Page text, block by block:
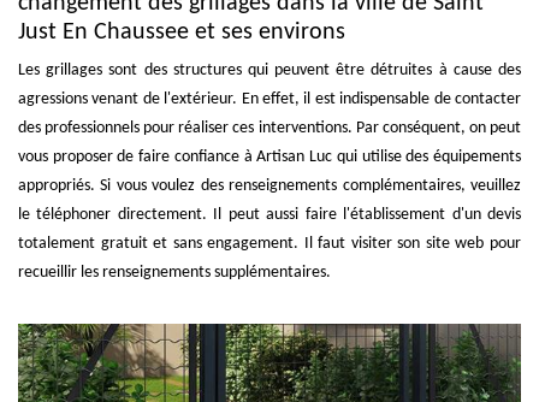
Just En Chaussee et ses environs
Les grillages sont des structures qui peuvent être détruites à cause des
agressions venant de l'extérieur. En effet, il est indispensable de contacter
des professionnels pour réaliser ces interventions. Par conséquent, on peut
vous proposer de faire confiance à Artisan Luc qui utilise des équipements
appropriés. Si vous voulez des renseignements complémentaires, veuillez
le téléphoner directement. Il peut aussi faire l'établissement d'un devis
totalement gratuit et sans engagement. Il faut visiter son site web pour
recueillir les renseignements supplémentaires.